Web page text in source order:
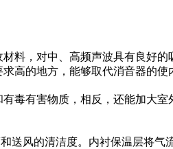
料，对中、高频声波具有良好
高的地方，能够取代消音器的使
毒有害物质，相反，还能加大
风的清洁度。内衬保温层将